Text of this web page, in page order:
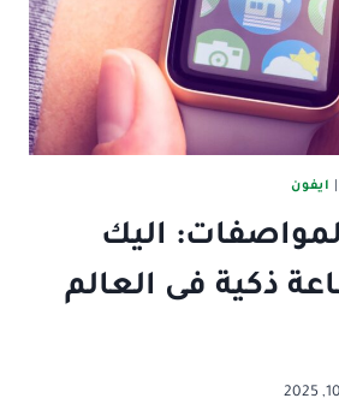
ايفون
اليك
13 ساعة ذكية فى العالم